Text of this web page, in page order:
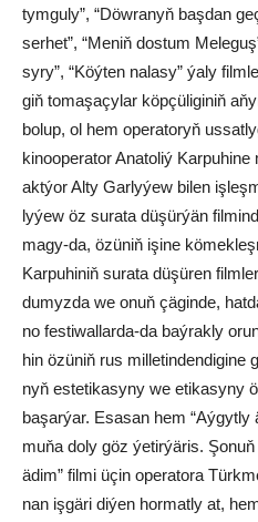
tym­gu­ly”, “Döw­ra­nyň baş­dan
ser­het”, “Me­niň dos­tum
sy­ry”, “Köý­ten na­la­sy” ýa­ly
giň to­ma­şa­çy­lar köp­çü­li­gi­niň
bo­lup, ol hem ope­ra­to­ryň
ki­noo­pe­ra­tor Ana­to­liý
akt­ýor Al­ty Gar­ly­ýew bi­len
ly­ýew öz su­ra­ta dü­şür­ýän
ma­gy-da, özü­niň işi­ne
Kar­pu­hi­niň su­ra­ta dü­şü­ren
du­myz­da we onuň çä­gin­de,
no­ fes­ti­wal­lar­da-da baý­rak­ly
hin özü­niň rus
nyň es­te­ti­ka­sy­ny we eti­ka­sy­ny
ba­şar­ýar. Esa­san hem “Aý­gyt­ly
mu­ňa do­ly göz ýe­tir­ýä­ris.
ädim” fil­mi üçin ope­ra­to­ra
nan iş­gä­ri di­ýen hor­mat­ly at,